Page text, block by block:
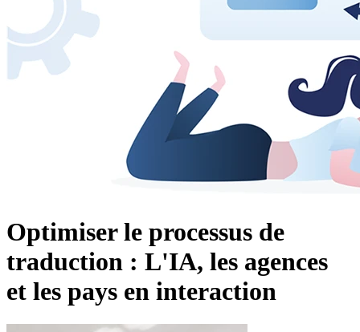
Optimiser le processus de
traduction : L'IA, les agences
et les pays en interaction